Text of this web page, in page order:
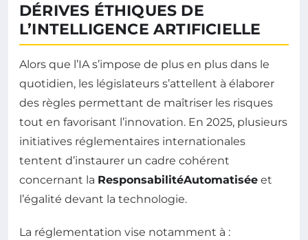
DÉRIVES ÉTHIQUES DE
L’INTELLIGENCE ARTIFICIELLE
Alors que l’IA s’impose de plus en plus dans le
quotidien, les législateurs s’attellent à élaborer
des règles permettant de maîtriser les risques
tout en favorisant l’innovation. En 2025, plusieurs
initiatives réglementaires internationales
tentent d’instaurer un cadre cohérent
concernant la ResponsabilitéAutomatisée et
l’égalité devant la technologie.
La réglementation vise notamment à :